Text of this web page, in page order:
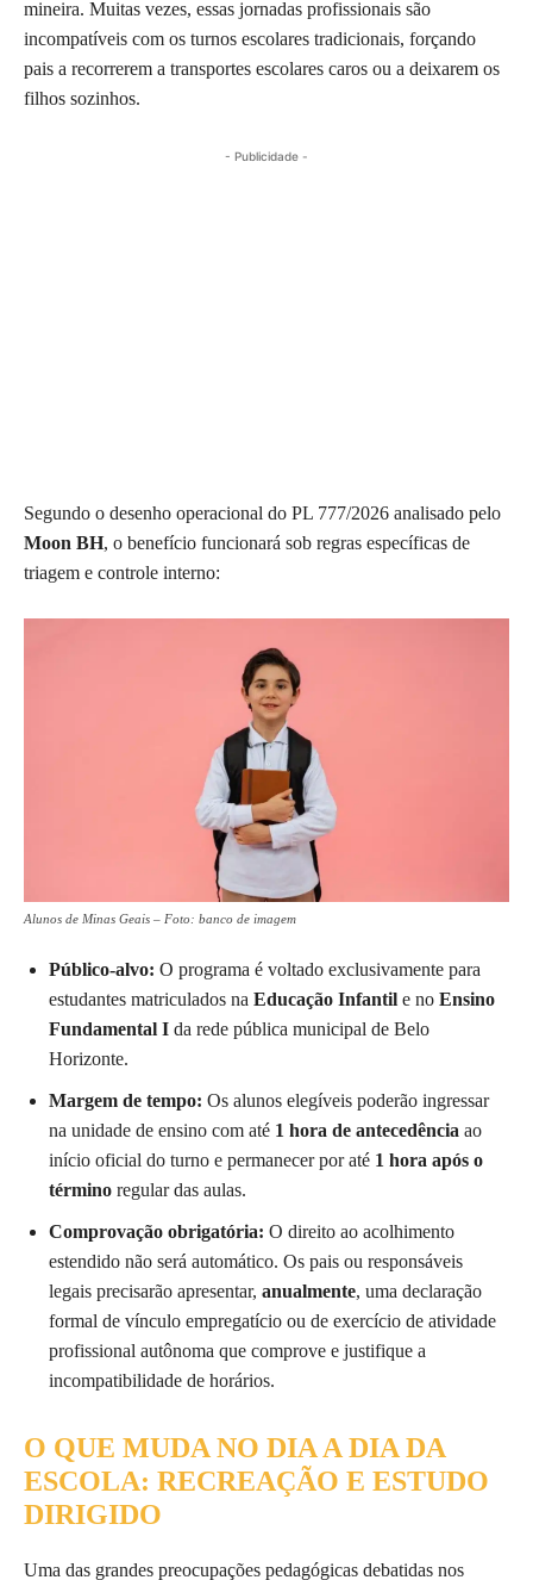
mineira. Muitas vezes, essas jornadas profissionais são
incompatíveis com os turnos escolares tradicionais, forçando
pais a recorrerem a transportes escolares caros ou a deixarem os
filhos sozinhos.
- Publicidade -
Segundo o desenho operacional do PL 777/2026 analisado pelo
Moon BH, o benefício funcionará sob regras específicas de
triagem e controle interno:
Alunos de Minas Geais – Foto: banco de imagem
Público-alvo: O programa é voltado exclusivamente para
estudantes matriculados na Educação Infantil e no Ensino
Fundamental I da rede pública municipal de Belo
Horizonte.
Margem de tempo: Os alunos elegíveis poderão ingressar
na unidade de ensino com até 1 hora de antecedência ao
início oficial do turno e permanecer por até 1 hora após o
término regular das aulas.
Comprovação obrigatória: O direito ao acolhimento
estendido não será automático. Os pais ou responsáveis
legais precisarão apresentar, anualmente, uma declaração
formal de vínculo empregatício ou de exercício de atividade
profissional autônoma que comprove e justifique a
incompatibilidade de horários.
O QUE MUDA NO DIA A DIA DA
ESCOLA: RECREAÇÃO E ESTUDO
DIRIGIDO
Uma das grandes preocupações pedagógicas debatidas nos